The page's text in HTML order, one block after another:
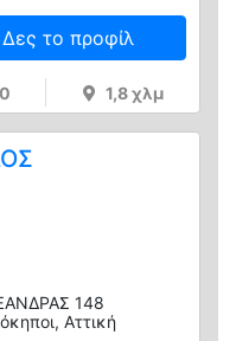
Δες το προφίλ
1,8 χλμ
148
Αττική